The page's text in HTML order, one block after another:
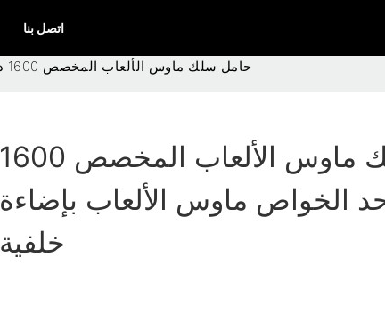
اتصل بنا
حامل سلك ماوس الألعاب المخصص 1600 ديسيبل متوحد الخواص ماوس الألعاب بإضاءة خلفية
حامل سلك ماوس الألعاب المخصص 1600
الخواص ماوس الألعاب بإضاءة
خلفية